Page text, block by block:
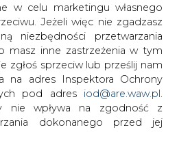
w celu marketingu własnego
Jeżeli więc nie zgadzasz
niezbędności przetwarzania
masz inne zastrzeżenia w tym
zgłoś sprzeciw lub prześlij nam
na adres Inspektora Ochrony
pod adres iod@are.waw.pl
nie wpływa na zgodność z
dokonanego przed jej
do Niemiec
uwzględnieniem
po
jednej z dwóch nitek
- poinformował
że rafinerie w
surowiec zgodnie z
nie ma wpływu na
dla kierowców.